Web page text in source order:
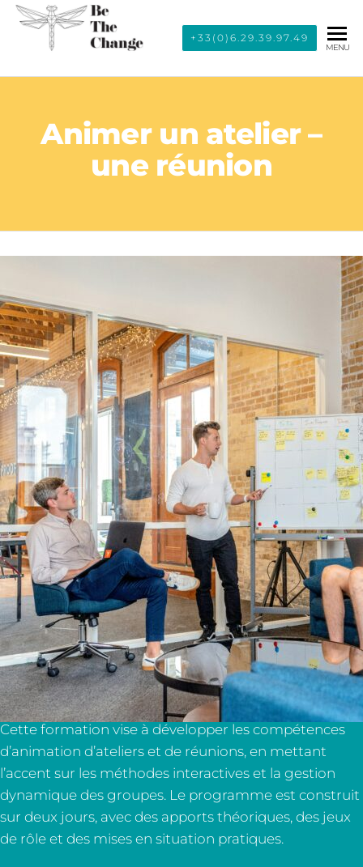
BE THE
+33(0)6.29.39.97.49
MENU
Animer un atelier –
une réunion
Cette formation vise à développer les compétences
d’animation d’ateliers et de réunions, en mettant
l’accent sur les méthodes interactives et la gestion
dynamique des groupes. Le programme est construit
sur deux jours, avec des apports théoriques, des jeux
de rôle et des mises en situation pratiques.